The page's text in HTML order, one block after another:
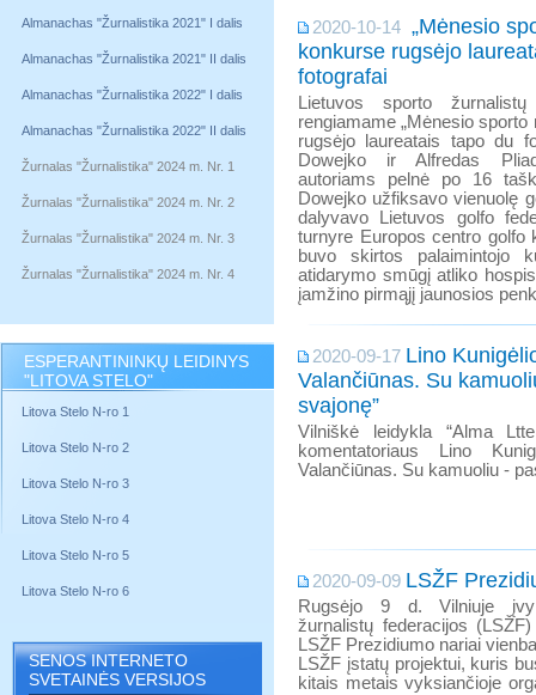
Almanachas "Žurnalistika 2021" I dalis
Almanachas "Žurnalistika 2021" II dalis
Almanachas "Žurnalistika 2022" I dalis
Almanachas "Žurnalistika 2022" II dalis
Žurnalas "Žurnalistika" 2024 m. Nr. 1
Žurnalas "Žurnalistika" 2024 m. Nr. 2
Žurnalas "Žurnalistika" 2024 m. Nr. 3
Žurnalas "Žurnalistika" 2024 m. Nr. 4
ESPERANTININKŲ LEIDINYS
"LITOVA STELO"
Litova Stelo N-ro 1
Litova Stelo N-ro 2
Litova Stelo N-ro 3
Litova Stelo N-ro 4
Litova Stelo N-ro 5
Litova Stelo N-ro 6
SENOS INTERNETO
SVETAINĖS VERSIJOS
2020-10-14 „Mėnesio
konkurse rugsėjo
fotografai
Lietuvos sporto
rengiamame „Mėnesio sporto
rugsėjo laureatais tapo du
Dowejko ir Alfredas
autoriams pelnė po 16
Dowejko užfiksavo vienuolę
dalyvavo Lietuvos golfo
turnyre Europos centro golfo
buvo skirtos palaimintojo
atidarymo smūgį atliko
įamžino pirmąjį jaunosios
2020-09-17 Lino
Valančiūnas. Su
svajonę”
Vilniškė leidykla “Alma
komentatoriaus Lino
Valančiūnas. Su kamuoliu -
2020-09-09 LSŽF
Rugsėjo 9 d. Vilniuje
žurnalistų federacijos
LSŽF Prezidiumo nariai
LSŽF įstatų projektui, kuris
kitais metais vyksiančioje